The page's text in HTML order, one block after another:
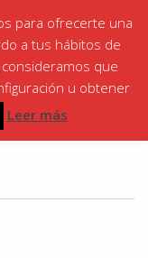
para ofrecerte una
a tus hábitos de
consideramos que
u obtener
Leer más